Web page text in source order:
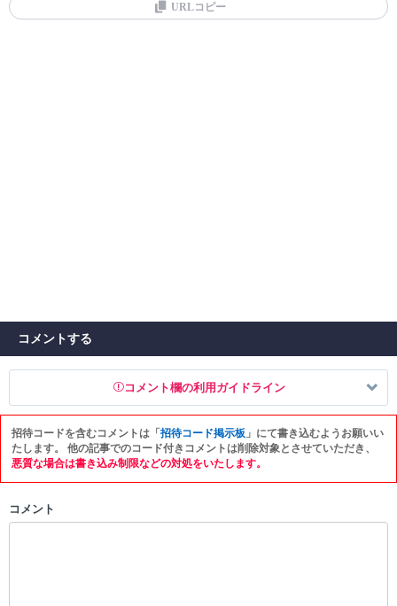
URLコピー
コメントする
コメント欄の利用ガイドライン
以下の書き込みを禁止とし、場合によってはコメント削除や書き込み制
限を行う可能性がございます。 あらかじめご了承ください。
・スパムなど、記事内容と関係のない投稿
招待コードを含むコメントは「招待コード掲示板 」にて書き込むようお願いい
たします。 他の記事でのコード付きコメントは削除対象とさせていただき、
悪質な場合は書き込み制限などの対処をいたします。
コメント